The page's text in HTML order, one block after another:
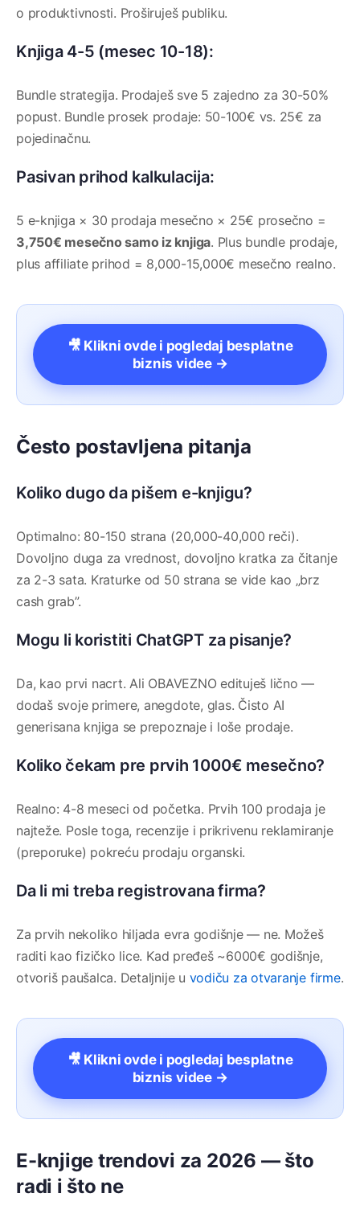
o produktivnosti. Proširuješ publiku.
Knjiga 4-5 (mesec 10-18):
Bundle strategija. Prodaješ sve 5 zajedno za 30-50%
popust. Bundle prosek prodaje: 50-100€ vs. 25€ za
pojedinačnu.
Pasivan prihod kalkulacija:
5 e-knjiga × 30 prodaja mesečno × 25€ prosečno =
3,750€ mesečno samo iz knjiga. Plus bundle prodaje,
plus affiliate prihod = 8,000-15,000€ mesečno realno.
🎥 Klikni ovde i pogledaj besplatne
biznis videe →
Često postavljena pitanja
Koliko dugo da pišem e-knjigu?
Optimalno: 80-150 strana (20,000-40,000 reči).
Dovoljno duga za vrednost, dovoljno kratka za čitanje
za 2-3 sata. Kraturke od 50 strana se vide kao „brz
cash grab”.
Mogu li koristiti ChatGPT za pisanje?
Da, kao prvi nacrt. Ali OBAVEZNO edituješ lično —
dodaš svoje primere, anegdote, glas. Čisto AI
generisana knjiga se prepoznaje i loše prodaje.
Koliko čekam pre prvih 1000€ mesečno?
Realno: 4-8 meseci od početka. Prvih 100 prodaja je
najteže. Posle toga, recenzije i prikrivenu reklamiranje
(preporuke) pokreću prodaju organski.
Da li mi treba registrovana firma?
Za prvih nekoliko hiljada evra godišnje — ne. Možeš
raditi kao fizičko lice. Kad pređeš ~6000€ godišnje,
otvoriš paušalca. Detaljnije u vodiču za otvaranje firme.
🎥 Klikni ovde i pogledaj besplatne
biznis videe →
E-knjige trendovi za 2026 — što
radi i što ne